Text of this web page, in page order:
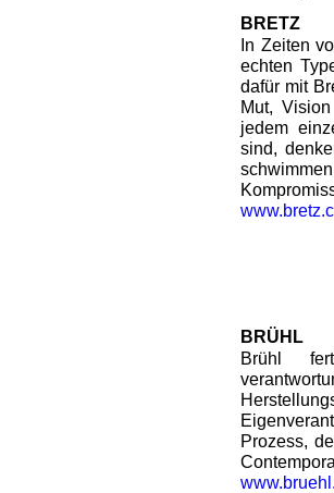
BRETZ
In Zeiten
echten
dafür mit
Mut,
jedem
sind,
BRÜHL
Brühl
Prozess,